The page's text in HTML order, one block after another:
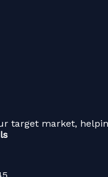
target market,